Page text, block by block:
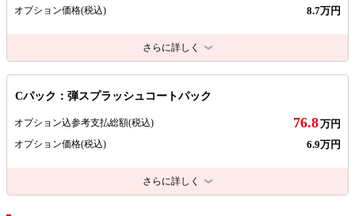
オプション価格(税込) 8.7万円
さらに詳しく
Cパック：弾スプラッシュコートパック
オプション込参考支払総額(税込) 76.8万円
オプション価格(税込) 6.9万円
さらに詳しく